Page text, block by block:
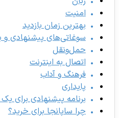
امنیت
بهترین زمان بازدید
سوغاتی‌های پیشنهادی و
حمل‌ونقل
اتصال به اینترنت
فرهنگ و آداب
پایداری
برنامه پیشنهادی برای یک
چرا ساپانجا برای خرید؟